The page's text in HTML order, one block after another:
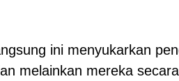
ini menyukarkan
melainkan mereka